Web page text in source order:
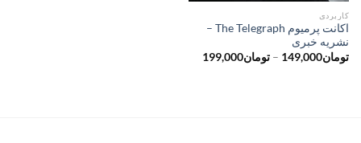
کاربردی
اکانت پرمیوم The Telegraph –
نشریه خبری
تومان149,000
– تومان199,000محدوده